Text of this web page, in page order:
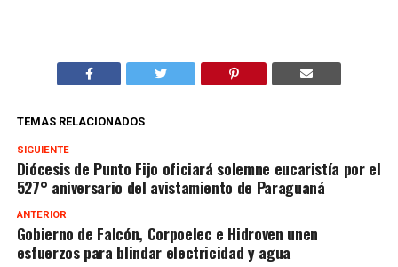
TEMAS RELACIONADOS
SIGUIENTE
Diócesis de Punto Fijo oficiará solemne eucaristía por el
527° aniversario del avistamiento de Paraguaná
ANTERIOR
Gobierno de Falcón, Corpoelec e Hidroven unen
esfuerzos para blindar electricidad y agua